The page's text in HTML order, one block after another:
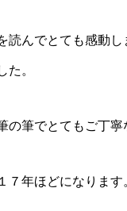
んでとても感動し
た。
筆でとてもご丁寧
年ほどになります